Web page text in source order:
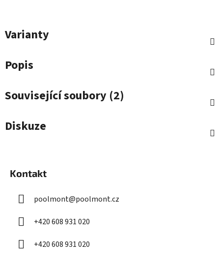
Varianty
Popis
Související soubory (2)
Diskuze
Kontakt
poolmont@poolmont.cz
+420 608 931 020
+420 608 931 020